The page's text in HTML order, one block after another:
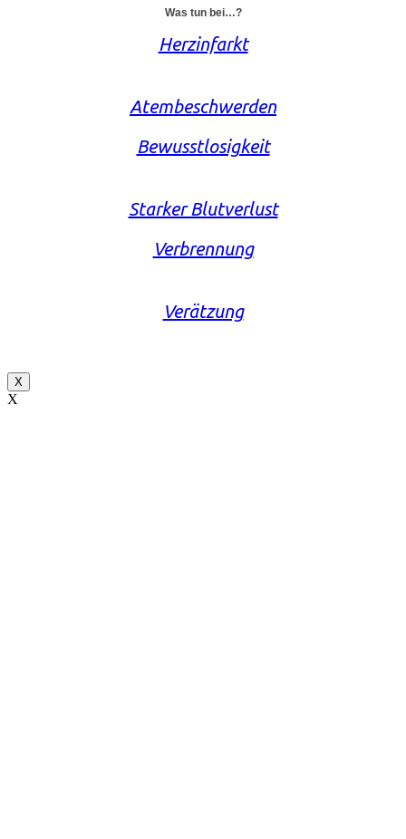
Was tun bei…?
Herzinfarkt
Atembeschwerden
Bewusstlosigkeit
Starker Blutverlust
Verbrennung
Verätzung
X
X